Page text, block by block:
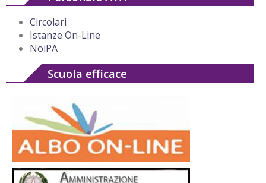
Circolari
Istanze On-Line
NoiPA
Scuola efficace